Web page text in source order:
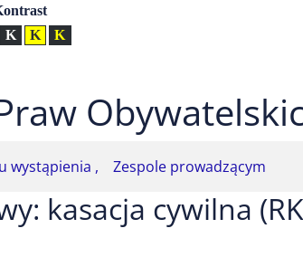
Kontrast normalny
Kontrast biały tekst na czarnym
Kontrast czarny tekst na żółtym
wystąpienia , Zespole prowadzącym
kasacja cywilna